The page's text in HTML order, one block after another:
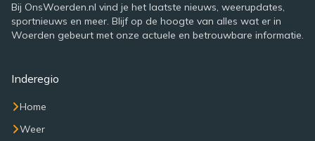
Bij OnsWoerden.nl vind je het laatste nieuws, weerupdates,
sportnieuws en meer. Blijf op de hoogte van alles wat er in
Woerden gebeurt met onze actuele en betrouwbare informatie.
Inderegio
Home
Weer